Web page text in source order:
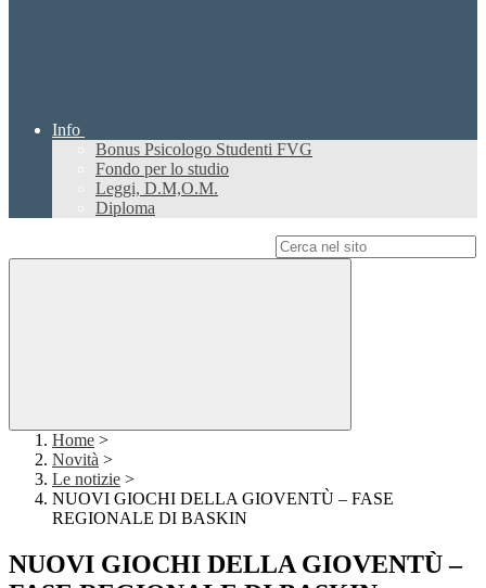
Info
Bonus Psicologo Studenti FVG
Fondo per lo studio
Leggi, D.M,O.M.
Diploma
Home >
Novità >
Le notizie >
NUOVI GIOCHI DELLA GIOVENTÙ – FASE
REGIONALE DI BASKIN
NUOVI GIOCHI DELLA GIOVENTÙ –